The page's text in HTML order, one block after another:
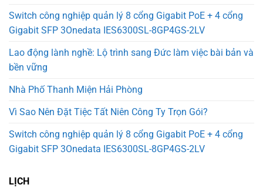
Switch công nghiệp quản lý 8 cổng Gigabit PoE + 4 cổng
Gigabit SFP 3Onedata IES6300SL-8GP4GS-2LV
Lao động lành nghề: Lộ trình sang Đức làm việc bài bản và
bền vững
Nhà Phố Thanh Miện Hải Phòng
Vì Sao Nên Đặt Tiệc Tất Niên Công Ty Trọn Gói?
Switch công nghiệp quản lý 8 cổng Gigabit PoE + 4 cổng
Gigabit SFP 3Onedata IES6300SL-8GP4GS-2LV
LỊCH